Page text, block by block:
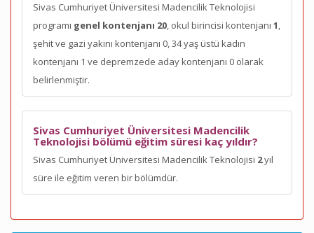
Sivas Cumhuriyet Üniversitesi Madencilik Teknolojisi
programı genel kontenjanı 20, okul birincisi kontenjanı 1,
şehit ve gazi yakını kontenjanı 0, 34 yaş üstü kadın
kontenjanı 1 ve depremzede aday kontenjanı 0 olarak
belirlenmiştir.
Sivas Cumhuriyet Üniversitesi Madencilik
Teknolojisi bölümü eğitim süresi kaç yıldır?
Sivas Cumhuriyet Üniversitesi Madencilik Teknolojisi 2yıl
süre ile eğitim veren bir bölümdür.